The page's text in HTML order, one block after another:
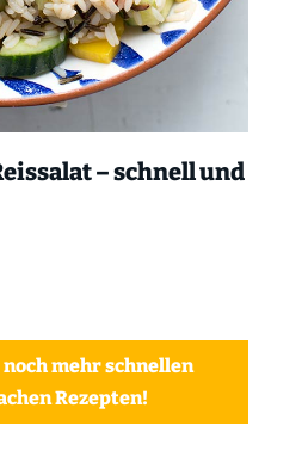
– schnell und
mehr schnellen
Rezepten!